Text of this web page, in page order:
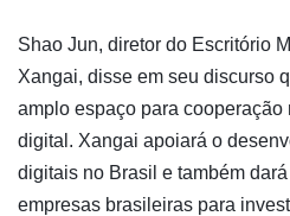
Shao Jun, diretor do Escritório
Xangai, disse em seu discurso
amplo espaço para cooperação
digital. Xangai apoiará o
digitais no Brasil e também
empresas brasileiras para